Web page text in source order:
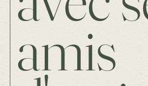
amis